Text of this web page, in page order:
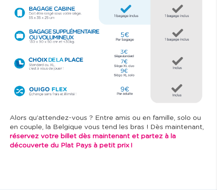
Alors qu’attendez-vous ? Entre amis ou en famille, solo ou
en couple, la Belgique vous tend les bras ! Dès maintenant,
réservez votre billet dès maintenant et partez à la
découverte du Plat Pays à petit prix !